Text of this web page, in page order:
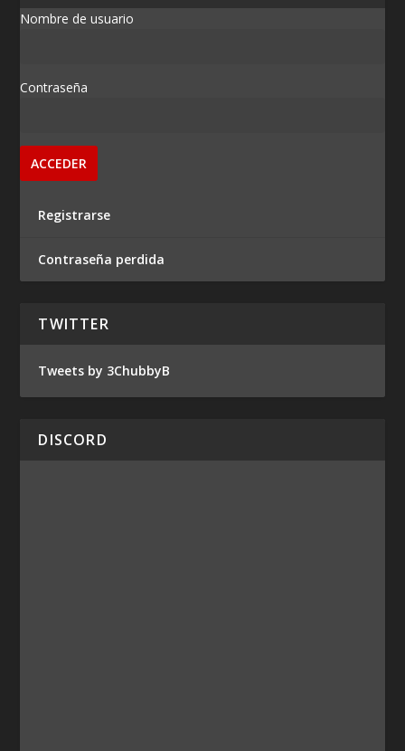
Nombre de usuario
Contraseña
Registrarse
Contraseña perdida
TWITTER
Tweets by 3ChubbyB
DISCORD